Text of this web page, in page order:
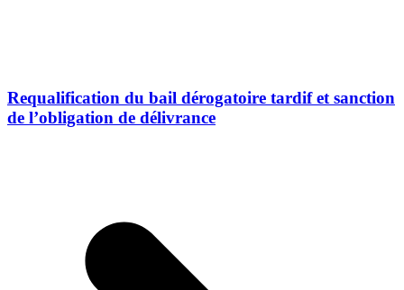
Requalification du bail dérogatoire tardif et sanction
de l’obligation de délivrance